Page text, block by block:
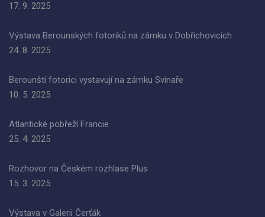
17. 9. 2025
Výstava Berounských fotoriků na zámku v Dobřichovicích
24. 8. 2025
Berounští fotorici vystavují na zámku Svinaře
10. 5. 2025
Atlantické pobřeží Francie
25. 4. 2025
Rozhovor na Českém rozhlase Plus
15. 3. 2025
Výstava v Galerii Čerťák